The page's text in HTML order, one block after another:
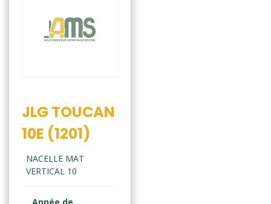
JLG TOUCAN
10E (1201)
NACELLE MAT
VERTICAL 10
Année de